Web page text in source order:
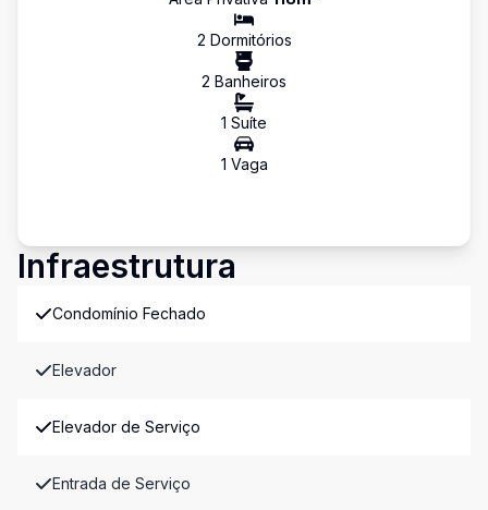
2 Dormitórios
2 Banheiros
1 Suíte
1 Vaga
Infraestrutura
Condomínio Fechado
Elevador
Elevador de Serviço
Entrada de Serviço